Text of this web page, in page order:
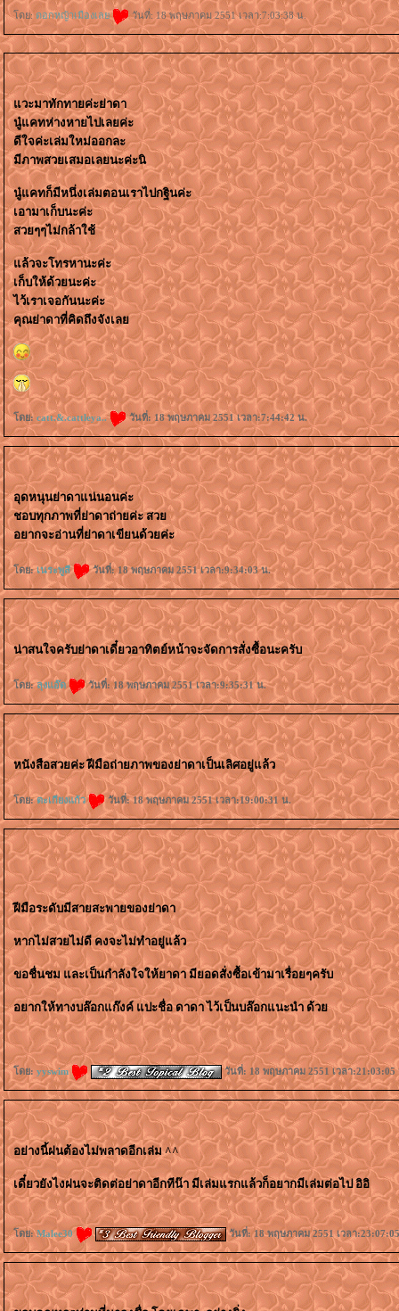
ดย:ดอกหญ้าเมืองเล วันที่: 18 พฤษภาคม 2551 เวลา:7:03:38 น.
วะมาทักทายค่ะย่าดา
นู๋แคทห่างหายไปเลยค่ะ
ดีใจค่ะเล่มใหม่ออกละ
มีภาพสวยเสมอเลยนะค่ะนิ
นู๋แคทก็มีหนึ่งเล่มตอนเราไปกฐินค่ะ
เอามาเก็บนะค่ะ
สวยๆๆไม่กล้าใช้
ล้วจะโทรหานะค่ะ
เก็บให้ด้วยนะค่ะ
ไว้เราเจอกันนะค่ะ
คุณย่าดาที่คิดถึงจังเล
ดย: catt.&.cattleya.. วันที่: 18 พฤษภาคม 2551 เวลา:7:44:42 น.
อุดหนุนย่าดาแน่นอนค่ะ
ชอบทุกภาพที่ย่าดาถ่ายค่ะ สว
อยากจะอ่านที่ย่าดาเขียนด้วยค่ะ
ดย:เนระพูสี วันที่: 18 พฤษภาคม 2551 เวลา:9:34:03 น.
น่าสนใจครับย่าดาเดี๋ยวอาทิตย์หน้าจะจัดการสั่งซื้อนะครับ
ดย:ลุงแอ๊ด วันที่: 18 พฤษภาคม 2551 เวลา:9:35:31 น.
หนังสือสวยค่ะ ฝีมือถ่ายภาพของย่าดาเป็นเลิศอยู่แล้ว
ดย:ตะเกียงแก้ว วันที่: 18 พฤษภาคม 2551 เวลา:19:00:31 น.
ฝีมือระดับมีสายสะพายของย่าดา
หากไม่สวยไม่ดี คงจะไม่ทำอยู่แล้ว
ขอชื่นชม และเป็นกำลังใจให้ยาดา มียอดสั่งซื้อเข้ามาเรื่อยๆครับ
อยากให้ทางบล๊อกแก๊งค์ แปะชื่อ ดาดา ไว้เป็นบล๊อกแนะนำ ด้ว
ดย: yyswim วันที่: 18 พฤษภาคม 2551 เวลา:21:03:05
อย่างนี้ฝนต้องไม่พลาดอีกเล่ม ^^
เดี๋ยวยังไงฝนจะติดต่อย่าดาอีกทีน๊า มีเล่มแรกแล้วก็อยากมีเล่มต่อไป อิอิ
ดย:Malee30 วันที่: 18 พฤษภาคม 2551 เวลา